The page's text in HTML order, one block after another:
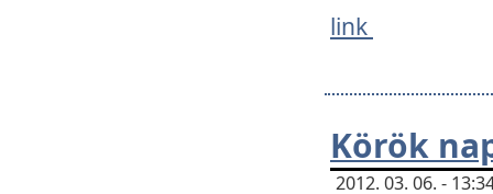
link
Körök
2012. 03. 06. -